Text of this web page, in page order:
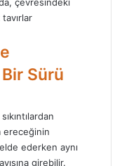
Sürü
sıkıntılardan
ereceğinin
ederken aynı
girebilir.